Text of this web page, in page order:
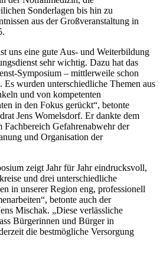
Sonderlagen bis hin zu
aus der Großveranstaltung in
uns eine gute Aus- und Weiterbildung
sehr wichtig. Dazu hat das
Symposium – mittlerweile schon
Es wurden unterschiedliche Themen aus
und von kompetenten
in den Fokus gerückt“, betonte
Jens Womelsdorf. Er dankte dem
Fachbereich Gefahrenabwehr der
und Organisation der
zeigt Jahr für Jahr eindrucksvoll,
und drei unterschiedliche
in unserer Region eng, professionell
betonte auch der
Mischak. „Diese verlässliche
Bürgerinnen und Bürger in
die bestmögliche Versorgung